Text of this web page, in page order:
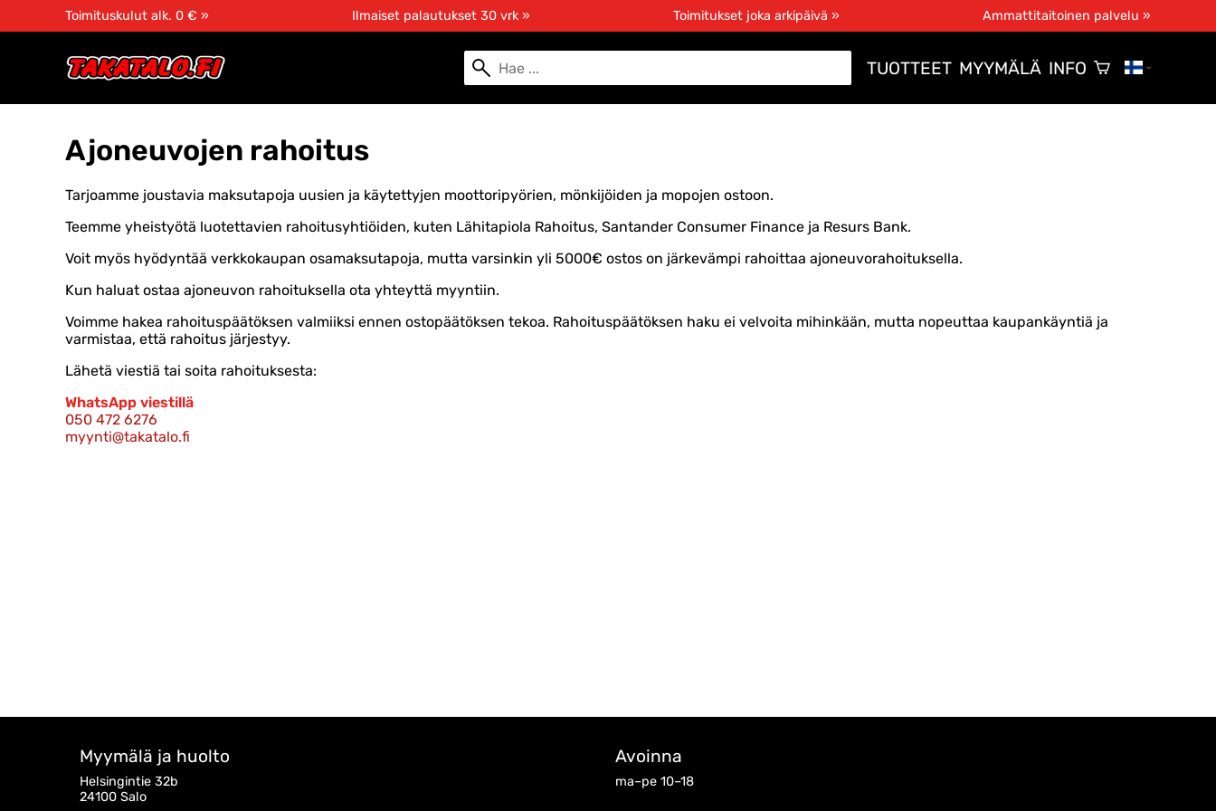
Toimituskulut alk. 0 € » Ilmaiset palautukset 30 vrk » Toimitukset joka arkipäivä » Ammattitaitoinen palvelu »
TUOTTEET MYYMÄLÄ INFO
Ajoneuvojen rahoitus
Tarjoamme joustavia maksutapoja uusien ja käytettyjen moottoripyörien, mönkijöiden ja mopojen ostoon.
Teemme yheistyötä luotettavien rahoitusyhtiöiden, kuten Lähitapiola Rahoitus, Santander Consumer Finance ja Resurs Bank.
Voit myös hyödyntää verkkokaupan osamaksutapoja, mutta varsinkin yli 5000€ ostos on järkevämpi rahoittaa ajoneuvorahoituksella.
Kun haluat ostaa ajoneuvon rahoituksella ota yhteyttä myyntiin.
Voimme hakea rahoituspäätöksen valmiiksi ennen ostopäätöksen tekoa. Rahoituspäätöksen haku ei velvoita mihinkään, mutta nopeuttaa kaupankäyntiä ja
varmistaa, että rahoitus järjestyy.
Lähetä viestiä tai soita rahoituksesta:
WhatsApp viestillä
050 472 6276
myynti@takatalo.fi
Myymälä ja huolto
Helsingintie 32b
24100 Salo
Avoinna
ma–pe 10–18